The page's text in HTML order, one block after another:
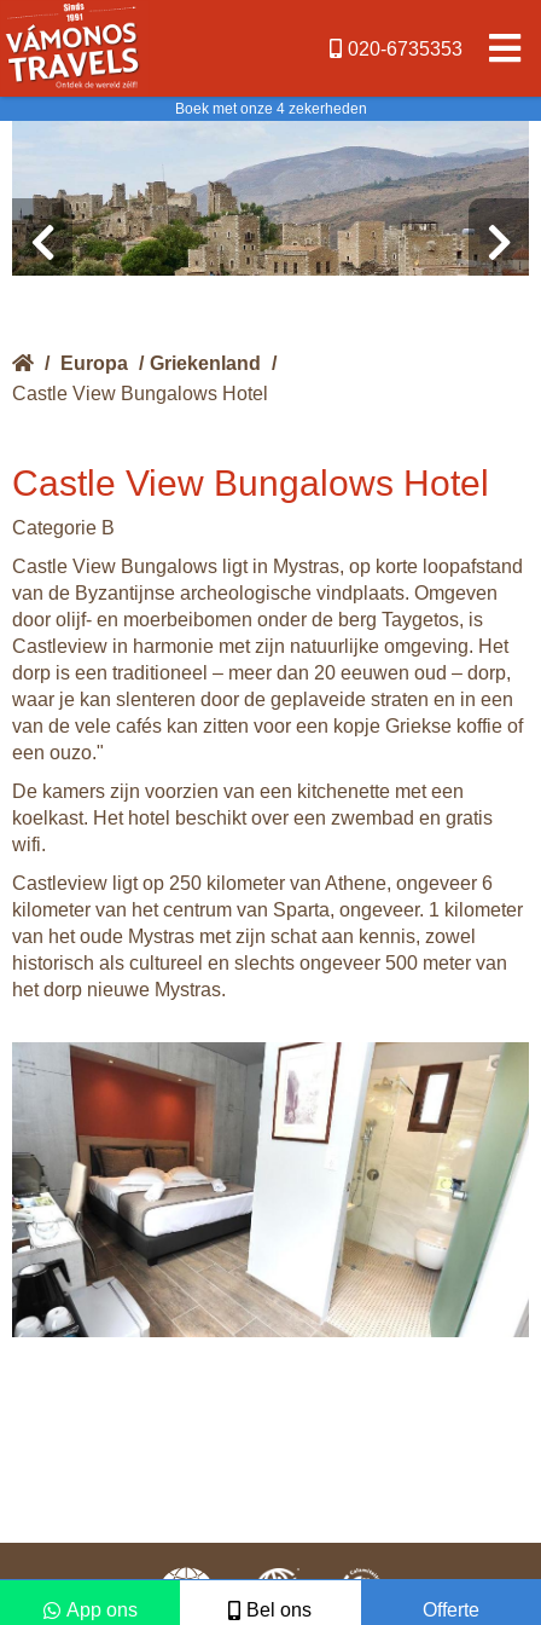
020-6735353
Boek met onze 4 zekerheden
/ Europa / Griekenland
/
Castle View Bungalows Hotel
Castle View Bungalows Hotel
Categorie B
Castle View Bungalows ligt in Mystras, op korte loopafstand
van de Byzantijnse archeologische vindplaats. Omgeven
door olijf- en moerbeibomen onder de berg Taygetos, is
Castleview in harmonie met zijn natuurlijke omgeving. Het
dorp is een traditioneel – meer dan 20 eeuwen oud – dorp,
waar je kan slenteren door de geplaveide straten en in een
van de vele cafés kan zitten voor een kopje Griekse koffie of
een ouzo."
De kamers zijn voorzien van een kitchenette met een
koelkast. Het hotel beschikt over een zwembad en gratis
wifi.
Castleview ligt op 250 kilometer van Athene, ongeveer 6
kilometer van het centrum van Sparta, ongeveer. 1 kilometer
van het oude Mystras met zijn schat aan kennis, zowel
historisch als cultureel en slechts ongeveer 500 meter van
het dorp nieuwe Mystras.
App ons Bel ons Offerte